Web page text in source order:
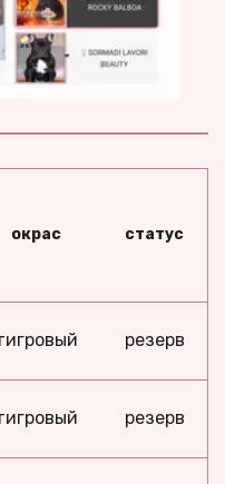
окрас статус
резерв
резерв